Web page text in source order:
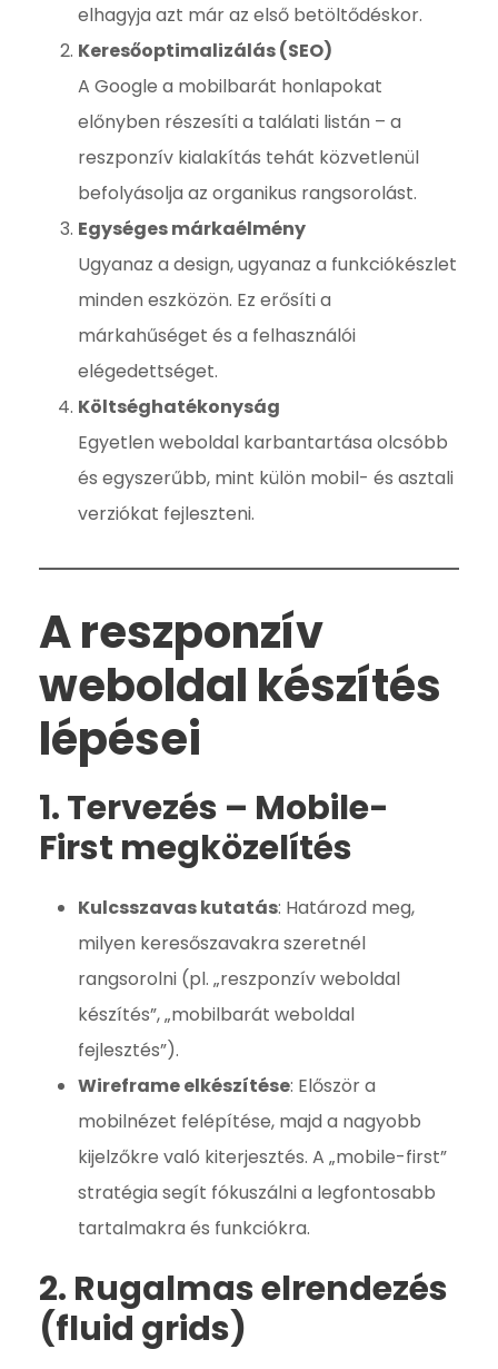
elhagyja azt már az első betöltődéskor.
Keresőoptimalizálás (SEO)
A Google a mobilbarát honlapokat
előnyben részesíti a találati listán – a
reszponzív kialakítás tehát közvetlenül
befolyásolja az organikus rangsorolást.
Egységes márkaélmény
Ugyanaz a design, ugyanaz a funkciókészlet
minden eszközön. Ez erősíti a
márkahűséget és a felhasználói
elégedettséget.
Költséghatékonyság
Egyetlen weboldal karbantartása olcsóbb
és egyszerűbb, mint külön mobil- és asztali
verziókat fejleszteni.
A reszponzív
weboldal készítés
lépései
1. Tervezés – Mobile-
First megközelítés
Kulcsszavas kutatás: Határozd meg,
milyen keresőszavakra szeretnél
rangsorolni (pl. „reszponzív weboldal
készítés”, „mobilbarát weboldal
fejlesztés”).
Wireframe elkészítése: Először a
mobilnézet felépítése, majd a nagyobb
kijelzőkre való kiterjesztés. A „mobile-first”
stratégia segít fókuszálni a legfontosabb
tartalmakra és funkciókra.
2. Rugalmas elrendezés
(fluid grids)